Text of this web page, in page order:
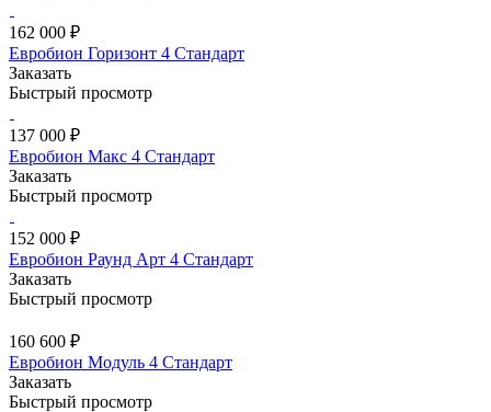
162 000 ₽
Евробион Горизонт 4 Стандарт
Заказать
Быстрый просмотр
137 000 ₽
Евробион Макс 4 Стандарт
Заказать
Быстрый просмотр
152 000 ₽
Евробион Раунд Арт 4 Стандарт
Заказать
Быстрый просмотр
160 600 ₽
Евробион Модуль 4 Стандарт
Заказать
Быстрый просмотр